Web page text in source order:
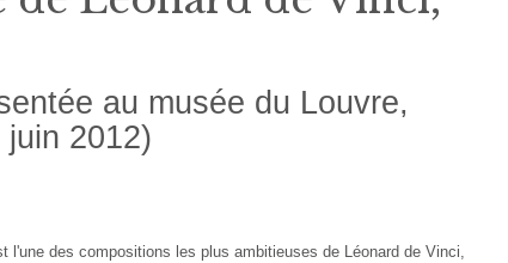
au musée du Louvre,
2012)
l'une des compositions les plus ambitieuses de Léonard de Vinci,